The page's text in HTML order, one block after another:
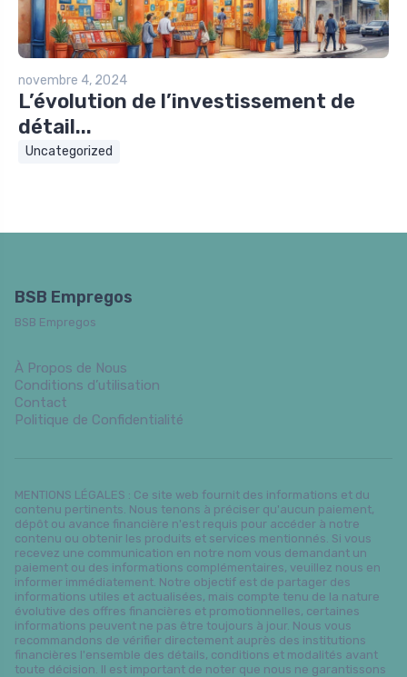
novembre 4, 2024
L’évolution de l’investissement de
détail...
Uncategorized
BSB Empregos
BSB Empregos
À Propos de Nous
Conditions d’utilisation
Contact
Politique de Confidentialité
MENTIONS LÉGALES : Ce site web fournit des informations et du
contenu pertinents. Nous tenons à préciser qu'aucun paiement,
dépôt ou avance financière n'est requis pour accéder à notre
contenu ou obtenir les produits et services mentionnés. Si vous
recevez une communication en notre nom vous demandant un
paiement ou des informations complémentaires, veuillez nous en
informer immédiatement. Notre objectif est de partager des
informations utiles et actualisées, mais compte tenu de la nature
évolutive des offres financières et promotionnelles, certaines
informations peuvent ne pas être toujours à jour. Nous vous
recommandons de vérifier directement auprès des institutions
financières l'ensemble des détails, conditions et modalités avant
toute décision. Il est important de noter que nous ne garantissons